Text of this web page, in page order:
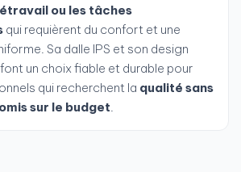
ou les tâches
qui requièrent du confort et une
Sa dalle IPS et son design
un choix fiable et durable pour
qui recherchent la qualité sans
sur le budget.